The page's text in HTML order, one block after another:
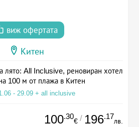
виж офертата
Китен
лято: All Inclusive, реновиран хотел
100 м от плажа в Китен
- 29.09 + all inclusive
100.30
€ / 196.17
лв.